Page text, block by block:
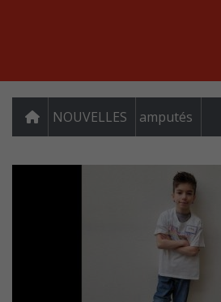
NOUVELLES amputés